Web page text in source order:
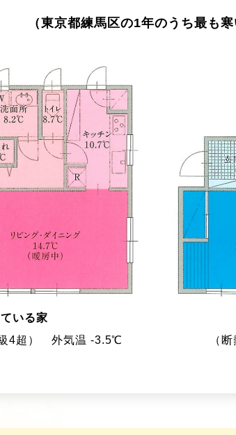
（東京都練馬区の1年のうち最も寒
いる家
級4超） 外気温 -3.5℃
（